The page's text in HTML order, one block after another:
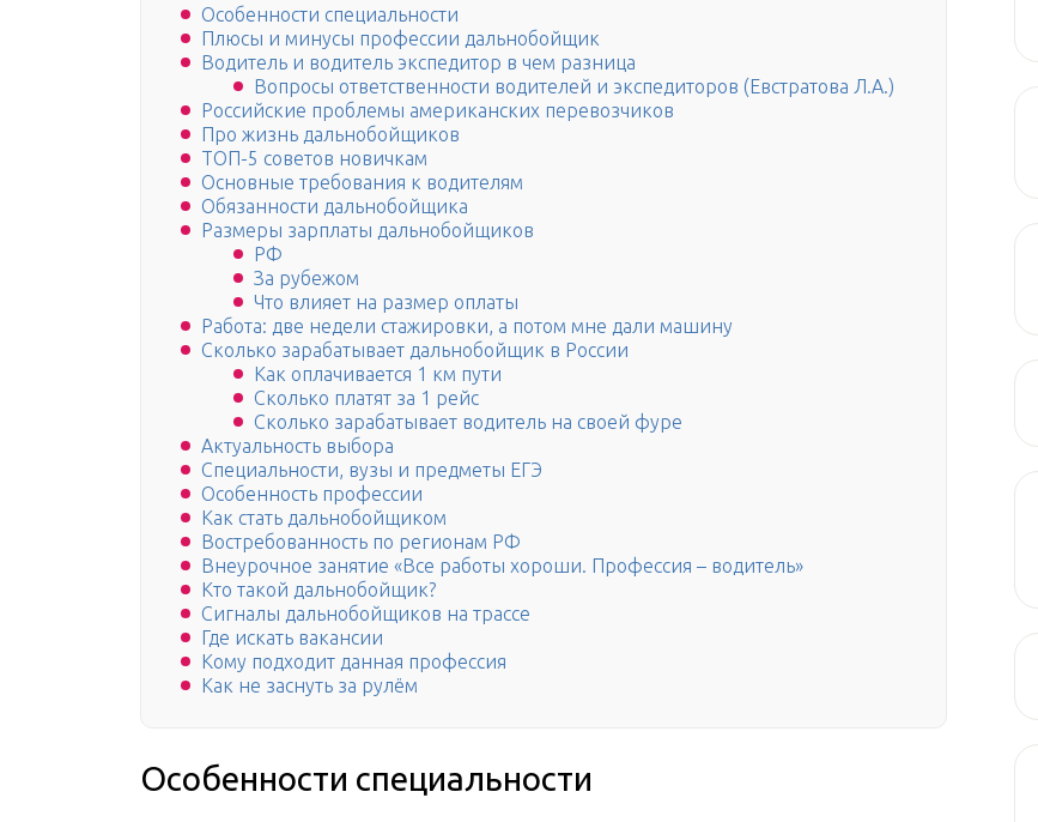
Особенности специальности
Плюсы и минусы профессии дальнобойщик
Водитель и водитель экспедитор в чем разница
Вопросы ответственности водителей и экспедиторов (Евстратова Л.А.)
Российские проблемы американских перевозчиков
Про жизнь дальнобойщиков
ТОП-5 советов новичкам
Основные требования к водителям
Обязанности дальнобойщика
Размеры зарплаты дальнобойщиков
РФ
За рубежом
Что влияет на размер оплаты
Работа: две недели стажировки, а потом мне дали машину
Сколько зарабатывает дальнобойщик в России
Как оплачивается 1 км пути
Сколько платят за 1 рейс
Сколько зарабатывает водитель на своей фуре
Актуальность выбора
Специальности, вузы и предметы ЕГЭ
Особенность профессии
Как стать дальнобойщиком
Востребованность по регионам РФ
Внеурочное занятие «Все работы хороши. Профессия – водитель»
Кто такой дальнобойщик?
Сигналы дальнобойщиков на трассе
Где искать вакансии
Кому подходит данная профессия
Как не заснуть за рулём
Особенности специальности